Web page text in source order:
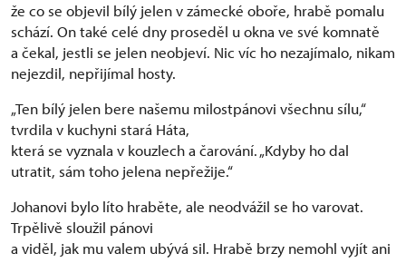
že co se objevil bílý jelen v zámecké oboře, hrabě pomalu
schází. On také celé dny proseděl u okna ve své komnatě
a čekal, jestli se jelen neobjeví. Nic víc ho nezajímalo, nikam
nejezdil, nepřijímal hosty.
„Ten bílý jelen bere našemu milostpánovi všechnu sílu,“
tvrdila v kuchyni stará Háta,
která se vyznala v kouzlech a čarování. „Kdyby ho dal
utratit, sám toho jelena nepřežije.“
Johanovi bylo líto hraběte, ale neodvážil se ho varovat.
Trpělivě sloužil pánovi
a viděl, jak mu valem ubývá sil. Hrabě brzy nemohl vyjít ani